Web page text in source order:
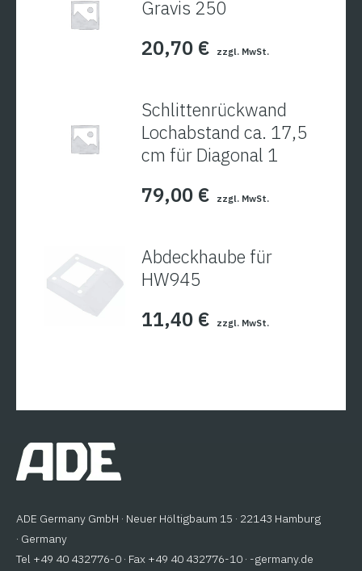
Gravis 250
20,70 € zzgl. MwSt.
Schlittenrückwand
Lochabstand ca. 17,5
cm für Diagonal 1
79,00 € zzgl. MwSt.
Abdeckhaube für
HW945
11,40 € zzgl. MwSt.
ADE Germany GmbH · Neuer Höltigbaum 15 · 22143 Hamburg
· Germany
Tel +49 40 432776-0 · Fax +49 40 432776-10 · ed.ynamreg-